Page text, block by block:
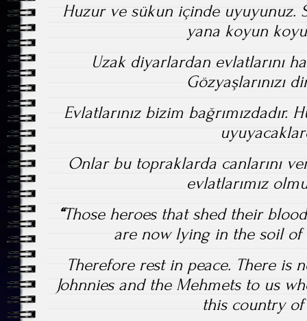
Huzur ve sükun içinde uyuyunuz.
yana koyun
Uzak diyarlardan evlatlarını
Gözyaşlarınızı
Evlatlarınız bizim
Onlar bu topraklarda canlarını
evlatlarımız
“Those heroes that shed their
are now lying in the soil of
Therefore rest in peace. There is
Johnnies and the Mehmets to us
this country of